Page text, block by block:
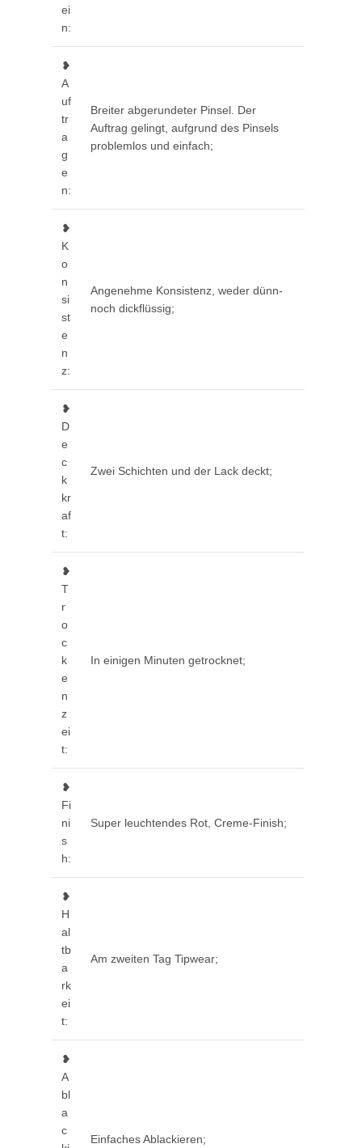
ei
n:
❥
A
uf
tr
a
g
e
n:
Breiter abgerundeter Pinsel. Der
Auftrag gelingt, aufgrund des Pinsels
problemlos und einfach;
❥
K
o
n
si
st
e
n
z:
Angenehme Konsistenz, weder dünn-
noch dickflüssig;
❥
D
e
c
k
kr
af
t:
Zwei Schichten und der Lack deckt;
❥
T
r
o
c
k
e
n
z
ei
t:
In einigen Minuten getrocknet;
❥
Fi
ni
s
h:
Super leuchtendes Rot, Creme-Finish;
❥
H
al
tb
a
rk
ei
t:
Am zweiten Tag Tipwear;
❥
A
bl
a
c
Einfaches Ablackieren;